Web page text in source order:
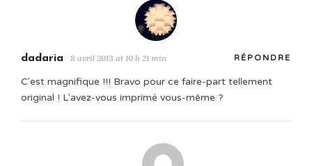
dadaria 8 avril 2013 at 10 h 21 min RÉPONDRE
C'est magnifique !!! Bravo pour ce faire-part tellement
original ! L'avez-vous imprimé vous-même ?